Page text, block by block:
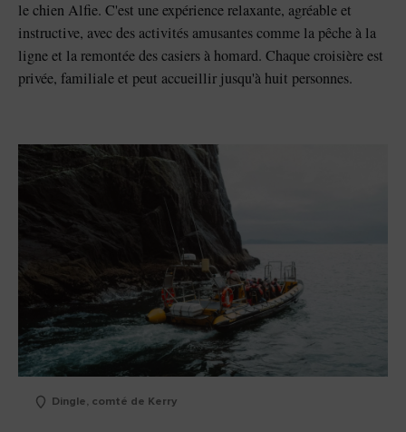
le chien Alfie. C'est une expérience relaxante, agréable et
instructive, avec des activités amusantes comme la pêche à la
ligne et la remontée des casiers à homard. Chaque croisière est
privée, familiale et peut accueillir jusqu'à huit personnes.
Dingle, comté de Kerry